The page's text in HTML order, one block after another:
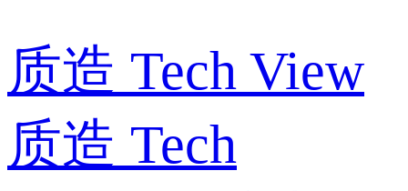
质造 Tech View
质造 Tech